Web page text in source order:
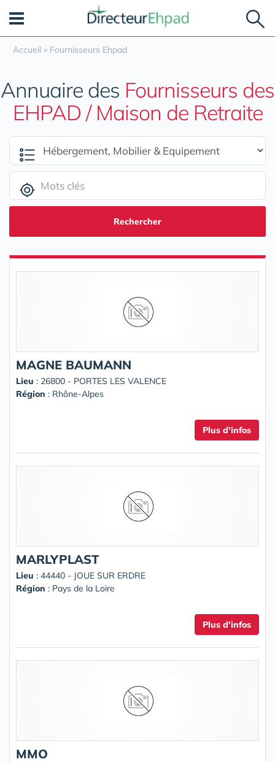
Accueil » Fournisseurs Ehpad
Annuaire des Fournisseurs des
EHPAD / Maison de Retraite
Rechercher
MAGNE BAUMANN
Lieu : 26800 - PORTES LES VALENCE
Région : Rhône-Alpes
Plus d'infos
MARLYPLAST
Lieu : 44440 - JOUE SUR ERDRE
Région : Pays de la Loire
Plus d'infos
MMO
Panneau de gestion des cookies